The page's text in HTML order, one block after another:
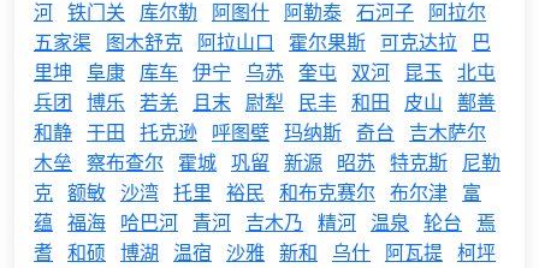
河 铁门关 库尔勒 阿图什 阿勒泰 石河子 阿拉尔
五家渠 图木舒克 阿拉山口 霍尔果斯 可克达拉
巴
里坤 阜康 库车 伊宁 乌苏 奎屯 双河 昆玉 北屯
兵团 博乐 若羌 且末 尉犁 民丰 和田 皮山 鄯善
和静 于田 托克逊 呼图壁 玛纳斯 奇台
吉木萨尔
木垒 察布查尔 霍城 巩留 新源 昭苏 特克斯 尼勒
克 额敏 沙湾 托里 裕民 和布克赛尔 布尔津 富
蕴 福海 哈巴河 青河 吉木乃 精河 温泉 轮台
焉
耆 和硕 博湖 温宿 沙雅 新和 乌什 阿瓦提 柯坪